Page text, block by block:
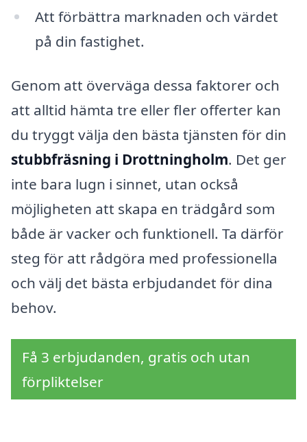
Att förbättra marknaden och värdet
på din fastighet.
Genom att överväga dessa faktorer och
att alltid hämta tre eller fler offerter kan
du tryggt välja den bästa tjänsten för din
stubbfräsning i Drottningholm. Det ger
inte bara lugn i sinnet, utan också
möjligheten att skapa en trädgård som
både är vacker och funktionell. Ta därför
steg för att rådgöra med professionella
och välj det bästa erbjudandet för dina
behov.
Få 3 erbjudanden, gratis och utan
förpliktelser